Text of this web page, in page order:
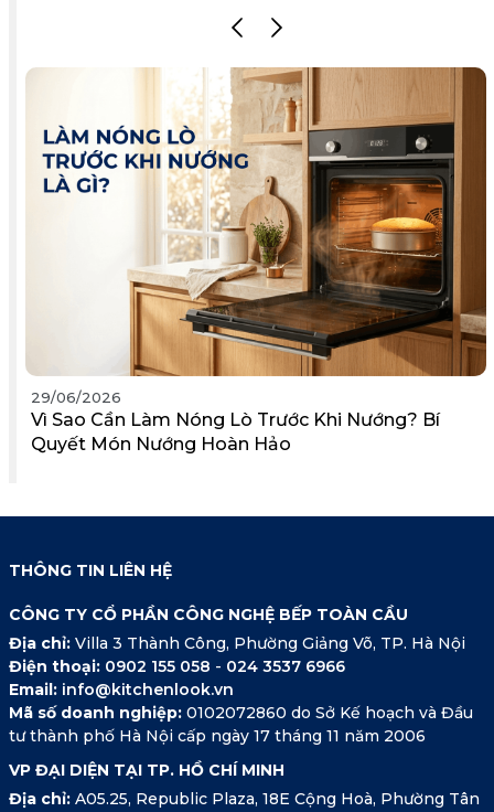
29/06/2026
Vì Sao Cần Làm Nóng Lò Trước Khi Nướng? Bí
Quyết Món Nướng Hoàn Hảo
THÔNG TIN LIÊN HỆ
CÔNG TY CỔ PHẦN CÔNG NGHỆ BẾP TOÀN CẦU
Địa chỉ: Villa 3 Thành Công, Phường Giảng Võ, TP. Hà Nội
Điện thoại: 0902 155 058 - 024 3537 6966
Email: info@kitchenlook.vn
Mã số doanh nghiệp:0102072860 do Sở Kế hoạch và Đầu
tư thành phố Hà Nội cấp ngày 17 tháng 11 năm 2006
VP ĐẠI DIỆN TẠI TP. HỒ CHÍ MINH
Địa chỉ: A05.25, Republic Plaza, 18E Cộng Hoà, Phường Tân